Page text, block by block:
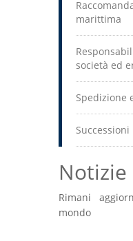
marittima
società ed
Spedizione
Successioni
Notizie
Rimani
mondo